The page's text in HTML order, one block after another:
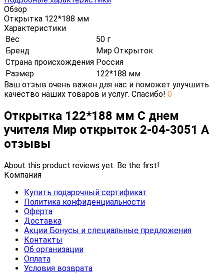
Обзор
Открытка 122*188 мм
Характеристики
Вес
50 г
Бренд
Мир Открыток
Страна происхождения Россия
Размер
122*188 мм
Ваш отзыв очень важен для нас и поможет улучшить
качество наших товаров и услуг. Спасибо! 0
Открытка 122*188 мм С днем
учителя Мир открыток 2-04-3051 А
отзывы
About this product reviews yet. Be the first!
Компания
Купить подарочный сертификат
Политика конфиденциальности
Оферта
Доставка
Акции Бонусы и специальные предложения
Контакты
Об организации
Оплата
Условия возврата